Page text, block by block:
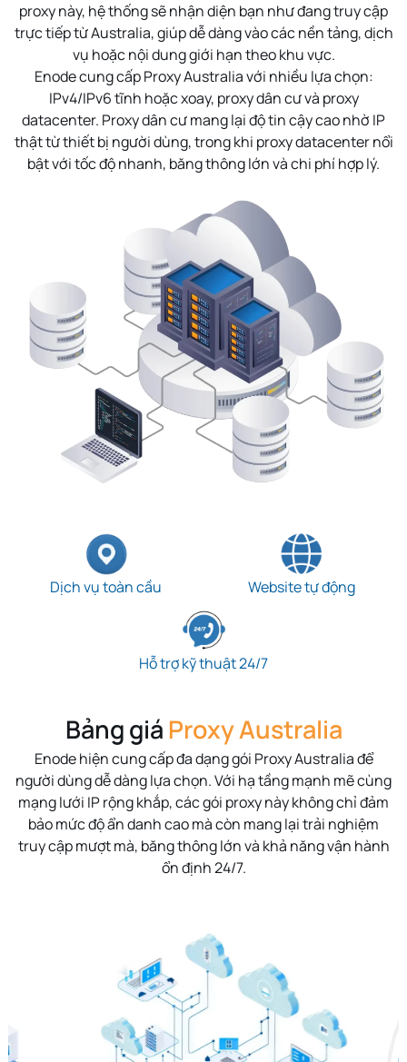
proxy này, hệ thống sẽ nhận diện bạn như đang truy cập
trực tiếp từ Australia, giúp dễ dàng vào các nền tảng, dịch
vụ hoặc nội dung giới hạn theo khu vực.
Enode cung cấp Proxy Australia với nhiều lựa chọn:
IPv4/IPv6 tĩnh hoặc xoay, proxy dân cư và proxy
datacenter. Proxy dân cư mang lại độ tin cậy cao nhờ IP
thật từ thiết bị người dùng, trong khi proxy datacenter nổi
bật với tốc độ nhanh, băng thông lớn và chi phí hợp lý.
Dịch vụ toàn cầu Website tự động
Hỗ trợ kỹ thuật 24/7
Bảng giá Proxy Australia
Enode hiện cung cấp đa dạng gói Proxy Australia để
người dùng dễ dàng lựa chọn. Với hạ tầng mạnh mẽ cùng
mạng lưới IP rộng khắp, các gói proxy này không chỉ đảm
bảo mức độ ẩn danh cao mà còn mang lại trải nghiệm
truy cập mượt mà, băng thông lớn và khả năng vận hành
ổn định 24/7.